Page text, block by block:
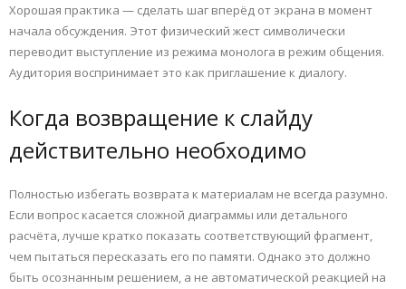
Хорошая практика — сделать шаг вперёд от экрана в момент
начала обсуждения. Этот физический жест символически
переводит выступление из режима монолога в режим общения.
Аудитория воспринимает это как приглашение к диалогу.
Когда возвращение к слайду
действительно необходимо
Полностью избегать возврата к материалам не всегда разумно.
Если вопрос касается сложной диаграммы или детального
расчёта, лучше кратко показать соответствующий фрагмент,
чем пытаться пересказать его по памяти. Однако это должно
быть осознанным решением, а не автоматической реакцией на